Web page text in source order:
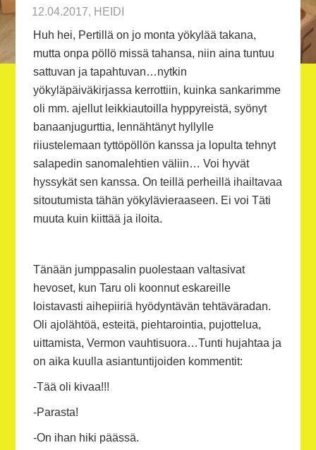
12.04.2017, HEIDI
Huh hei, Pertillä on jo monta yökylää takana,
mutta onpa pöllö missä tahansa, niin aina tuntuu
sattuvan ja tapahtuvan…nytkin
yökyläpäiväkirjassa kerrottiin, kuinka sankarimme
oli mm. ajellut leikkiautoilla hyppyreistä, syönyt
banaanjugurttia, lennähtänyt hyllylle
riiustelemaan tyttöpöllön kanssa ja lopulta tehnyt
salapedin sanomalehtien väliin… Voi hyvät
hyssykät sen kanssa. On teillä perheillä ihailtavaa
sitoutumista tähän yökylävieraaseen. Ei voi Täti
muuta kuin kiittää ja iloita.
Tänään jumppasalin puolestaan valtasivat
hevoset, kun Taru oli koonnut eskareille
loistavasti aihepiiriä hyödyntävän tehtäväradan.
Oli ajolähtöä, esteitä, piehtarointia, pujottelua,
uittamista, Vermon vauhtisuora…Tunti hujahtaa ja
on aika kuulla asiantuntijoiden kommentit:
-Tää oli kivaa!!!
-Parasta!
-On ihan hiki päässä.